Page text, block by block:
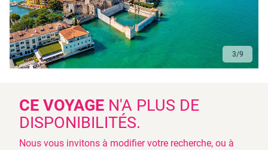
3/9
CE VOYAGE N'A PLUS DE
DISPONIBILITÉS.
Nous vous invitons à modifier votre recherche, ou à